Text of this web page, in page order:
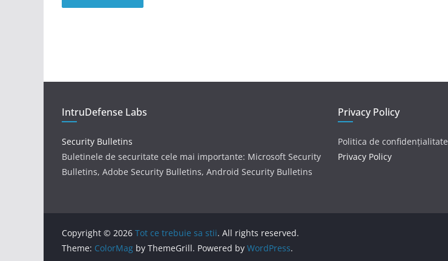
IntruDefense Labs
Security Bulletins
Buletinele de securitate cele mai importante: Microsoft Security
Bulletins, Adobe Security Bulletins, Android Security Bulletins
Privacy Policy
Politica de confidențialitate
Privacy Policy
Copyright © 2026 Tot ce trebuie sa stii. All rights reserved.
Theme: ColorMag by ThemeGrill. Powered by WordPress.